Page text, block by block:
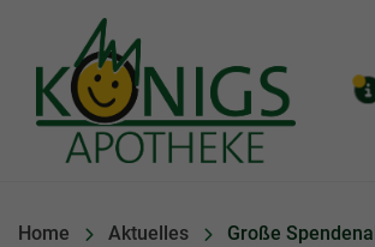
Home Aktuelles Große